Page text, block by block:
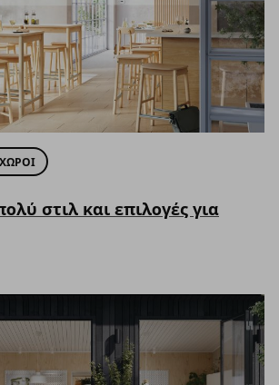
στιλ και επιλογές για